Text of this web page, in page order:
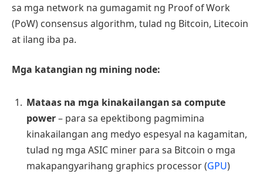
sa mga network na gumagamit ng Proof of Work
(PoW) consensus algorithm, tulad ng Bitcoin, Litecoin
at ilang iba pa.
Mga katangian ng mining node:
Mataas na mga kinakailangan sa compute
power– para sa epektibong pagmimina
kinakailangan ang medyo espesyal na kagamitan,
tulad ng mga ASIC miner para sa Bitcoin o mga
makapangyarihang graphics processor (GPU)